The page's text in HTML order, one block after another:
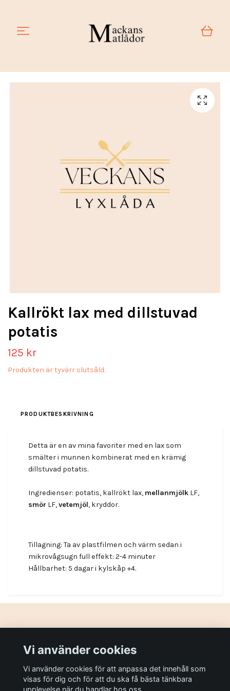
Kallrökt lax med dillstuvad
potatis
125 kr
Produkten är tyvärr slutsåld.
PRODUKTBESKRIVNING
Detta är en av mina favoriter med en lax som
smälter i munnen kombinerat med en krämig
dillstuvad potatis.
Ingredienser: potatis, kallrökt lax, mellanmjölk LF,
smör LF,vetemjöl, kryddor.
Tillagning: Ta av plastfilmen och värm sedan i
mikrovågsugn full effekt: 2-4 minuter
Hållbarhet: 5 dagar i kylskåp +4.
Sociala medier
Vi använder cookies
Vi använder cookies för att anpassa det innehåll som
visas för dig och för att du ska få bästa tänkbara
upplevelse när du handlar hos oss.